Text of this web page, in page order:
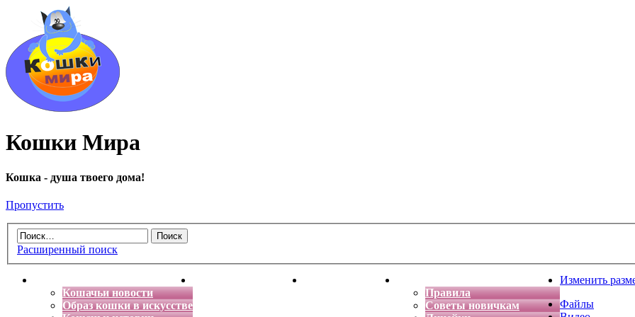
Кошки Мира
Кошка - душа твоего дома!
Пропустить
Расширенный поиск
Кошачьи новости
Образ кошки в искусстве
Энциклопедия кошек Детская фантазия
Правила
Советы новичкам
Изменить
Файлы